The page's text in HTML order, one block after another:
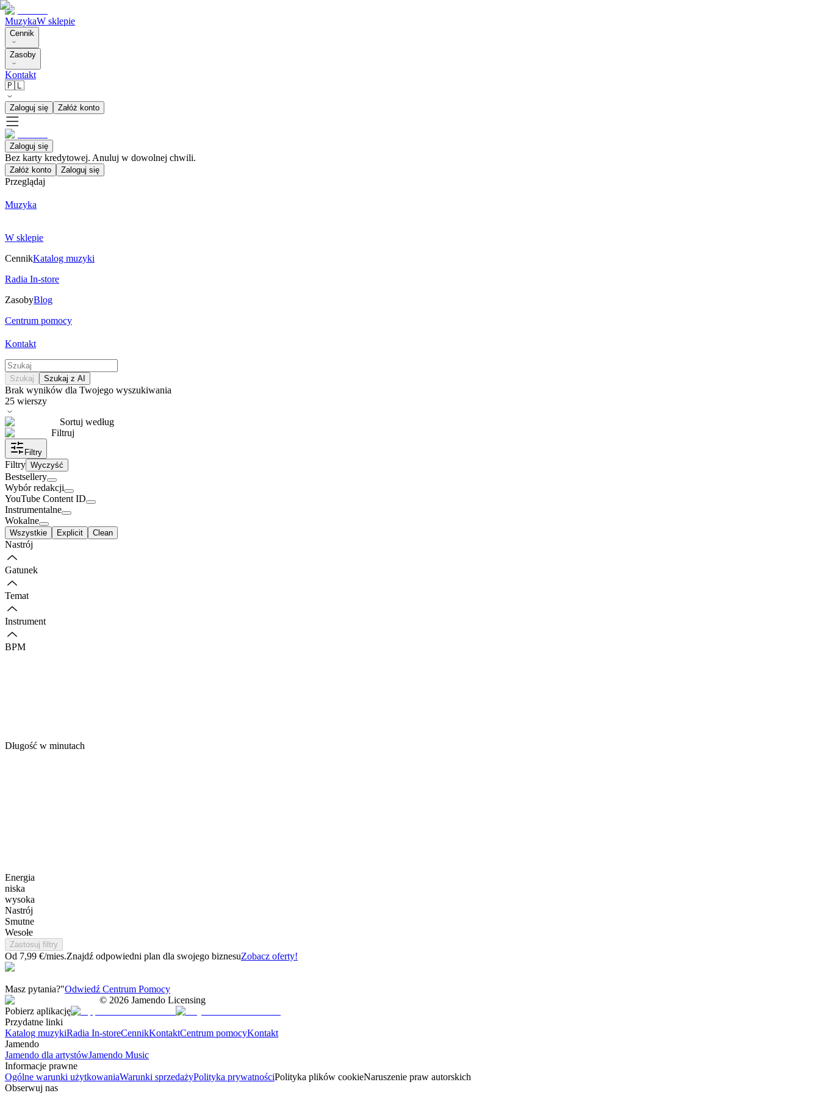
MuzykaW sklepie
Cennik
Zasoby
Kontakt
🇵🇱
Zaloguj się Załóż konto
Zaloguj się
Bez karty kredytowej. Anuluj w dowolnej chwili.
Załóż konto Zaloguj się
Przeglądaj
Muzyka
W sklepie
CennikKatalog muzyki
Radia In-store
ZasobyBlog
Centrum pomocy
Kontakt
Szukaj Szukaj z AI
Brak wyników dla Twojego wyszukiwania
25 wierszy
Sortuj według
Filtruj
Filtry
Filtry Wyczyść
Bestsellery
Wybór redakcji
YouTube Content ID
Instrumentalne
Wokalne
Wszystkie Explicit Clean
Nastrój
Gatunek
Temat
Instrument
BPM
Długość w minutach
Energia
niska
wysoka
Nastrój
Smutne
Wesołe
Zastosuj filtry
Od 7,99 €/mies.Znajdź odpowiedni plan dla swojego biznesuZobacz oferty!
Masz pytania?"Odwiedź Centrum Pomocy
© 2026 Jamendo Licensing
Pobierz aplikację
Przydatne linki
Katalog muzykiRadia In-storeCennikKontaktCentrum pomocyKontakt
Jamendo
Jamendo dla artystówJamendo Music
Informacje prawne
Ogólne warunki użytkowaniaWarunki sprzedażyPolityka prywatnościPolityka plików cookieNaruszenie praw autorskich
Obserwuj nas